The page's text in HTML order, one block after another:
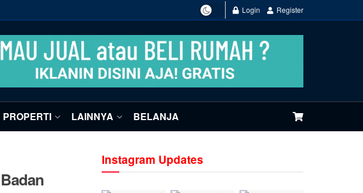
Login Register
PROPERTI LAINNYA BELANJA
Instagram Updates